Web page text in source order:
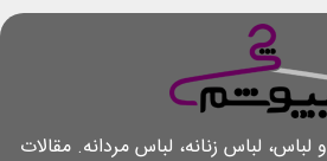
لباس زنانه، لباس مردانه. مقالات